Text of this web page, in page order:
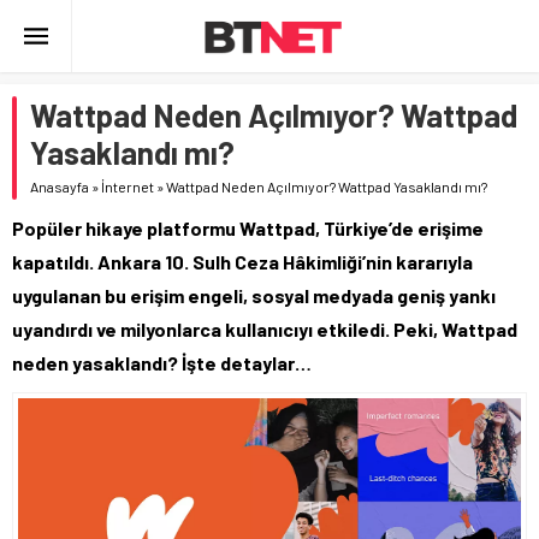
Wattpad Neden Açılmıyor? Wattpad
Yasaklandı mı?
Anasayfa » İnternet »Wattpad Neden Açılmıyor? Wattpad Yasaklandı mı?
Popüler hikaye platformu Wattpad, Türkiye’de erişime
kapatıldı. Ankara 10. Sulh Ceza Hâkimliği’nin kararıyla
uygulanan bu erişim engeli, sosyal medyada geniş yankı
uyandırdı ve milyonlarca kullanıcıyı etkiledi. Peki, Wattpad
neden yasaklandı? İşte detaylar…